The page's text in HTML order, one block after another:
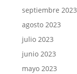
septiembre 2023
agosto 2023
julio 2023
junio 2023
mayo 2023